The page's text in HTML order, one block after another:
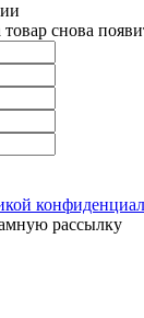
снова
рассылку